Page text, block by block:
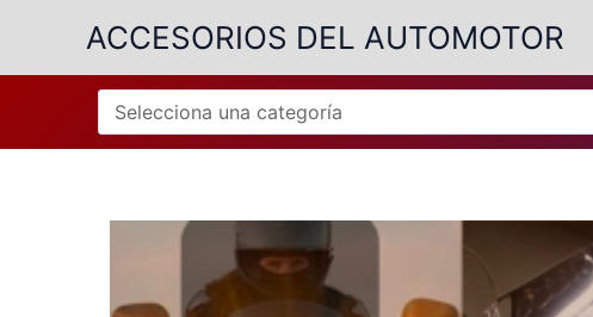
contenido
ACCESORIOS DEL AUTOMOTOR